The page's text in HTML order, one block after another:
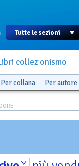
collezionismo
Per collana Per autore